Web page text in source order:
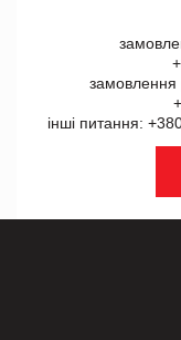
замовлення
інші питання: